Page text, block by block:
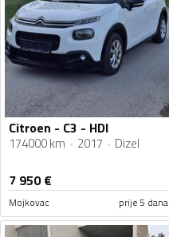
Citroen - C3 - HDI
174000 km 2017 Dizel
7 950€
Mojkovac prije 5 dana